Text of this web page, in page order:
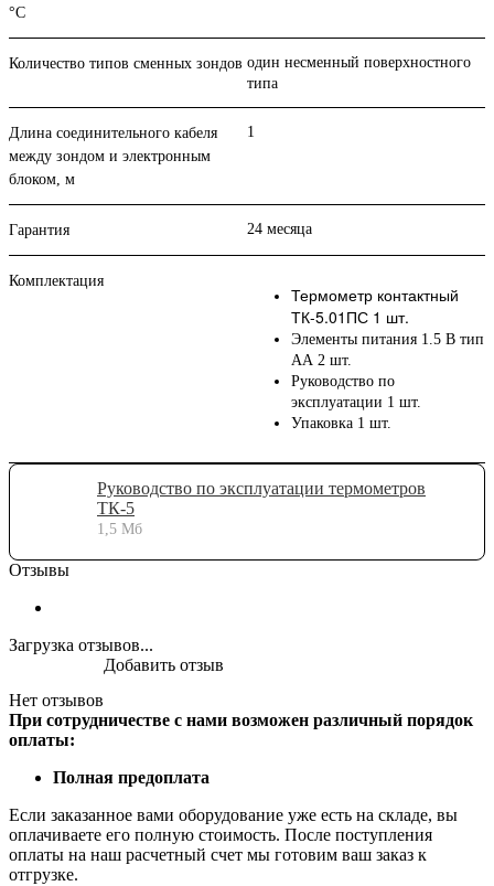
°С
Количество типов сменных зондов один несменный поверхностного
типа
Длина соединительного кабеля
между зондом и электронным
блоком, м
1
Гарантия 24 месяца
Комплектация
Термометр контактный
ТК-5.01ПС 1 шт.
Элементы питания 1.5 В тип
АА 2 шт.
Руководство по
эксплуатации 1 шт.
Упаковка 1 шт.
Руководство по эксплуатации термометров
ТК-5
1,5 Мб
Отзывы
Загрузка отзывов...
Нет отзывов
Добавить отзыв
При сотрудничестве с нами возможен различный порядок
оплаты:
Полная предоплата
Если заказанное вами оборудование уже есть на складе, вы
оплачиваете его полную стоимость. После поступления
оплаты на наш расчетный счет мы готовим ваш заказ к
отгрузке.